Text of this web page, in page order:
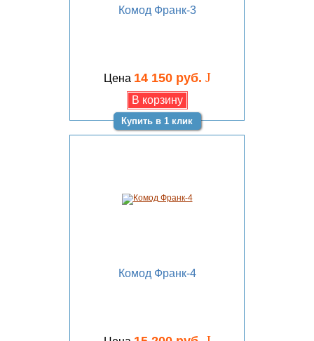
Комод Франк-3
Цена 14 150 руб. J
Купить в 1 клик
Комод Франк-4